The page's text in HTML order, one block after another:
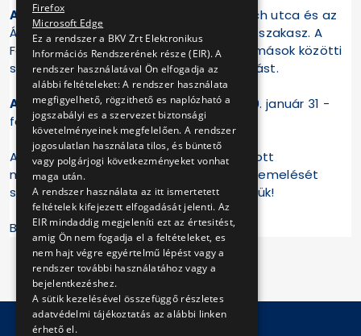
Az ötödik füstpróba helyszíne:
Forgách utca és az
Árpád híd metróállomás közötti alagúti szakasz. A
Forgách utca és a Dózsa György út állomások közötti
szakaszon tapasztalhatnak füstkiáramlást.
Az ötödik füstpróba időtartama:2019. január 31 -
február 4.
A hő- és füstelvezető rendszer a felújított
metrószakasz minél biztonságosabb üzemelését
szolgálja, megértésüket előre is köszönjük!
BKV Zrt.
Firefox
Microsoft Edge
Ez a rendszer a BKV Zrt Elektronikus
Információs Rendszerének része (EIR). A
rendszer használatával Ön elfogadja az
alábbi feltételeket: A rendszer használata
megfigyelhető, rögzithető es naplózható a
jogszabályi es a szervezet biztonsági
követelményeinek megfelelően. A rendszer
jogosulatlan használata tilos, és büntető
vagy polgárjogi következményeket vonhat
maga után.
A rendszer használata az itt ismertetett
feltételek kifejezett elfogadását jelenti. Az
EIR mindaddig megjeleníti ezt az értesitést,
amig Ön nem fogadja el a feltételeket, es
nem hajt végre egyértelmű lépést vagy a
rendszer további használatához vagy a
bejelentkezéshez.
A sütik kezelésével összefüggő részletes
adatvédelmi tájékoztatás az alábbi linken
érhető el.